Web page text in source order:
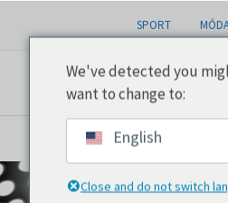
SPORT
We've detected you
want to change to:
English
Close and do not switch